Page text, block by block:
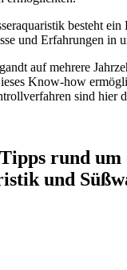
besteht
und Erfahrungen in
auf mehrere
Know-how
sind hier
rund um
und